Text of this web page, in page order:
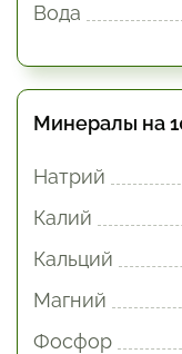
Вода
Минералы на
Натрий
Калий
Кальций
Магний
Фосфор